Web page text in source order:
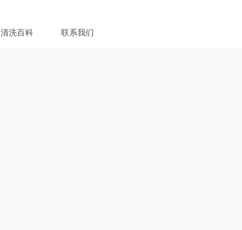
清洗百科 联系我们